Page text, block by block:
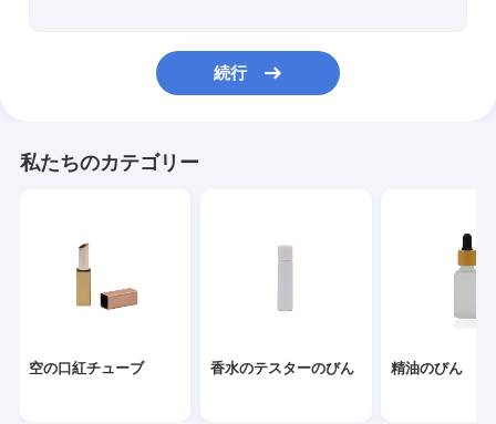
ローション ポンプ ディスペンサー
続行
私たちのカテゴリー
空の口紅チューブ 香水のテスターのびん 精油のびん